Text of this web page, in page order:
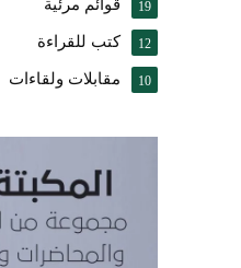
قوائم مرئية 19
كتب للقراءة 12
مقابلات ولقاءات 10